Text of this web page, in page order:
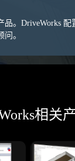
品。DriveWorks 配
。
相关